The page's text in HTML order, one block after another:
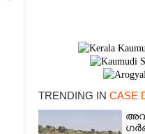
TRENDING IN CASE